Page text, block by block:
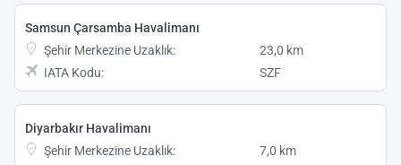
Samsun Çarsamba Havalimanı
Şehir Merkezine Uzaklık:
23,0 km
IATA Kodu:
SZF
Diyarbakır Havalimanı
Şehir Merkezine Uzaklık:
7,0 km